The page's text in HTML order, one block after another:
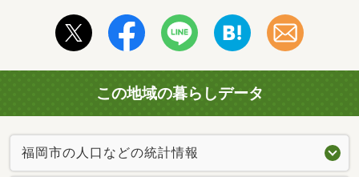
この地域の暮らしデータ
福岡市の人口などの統計情報